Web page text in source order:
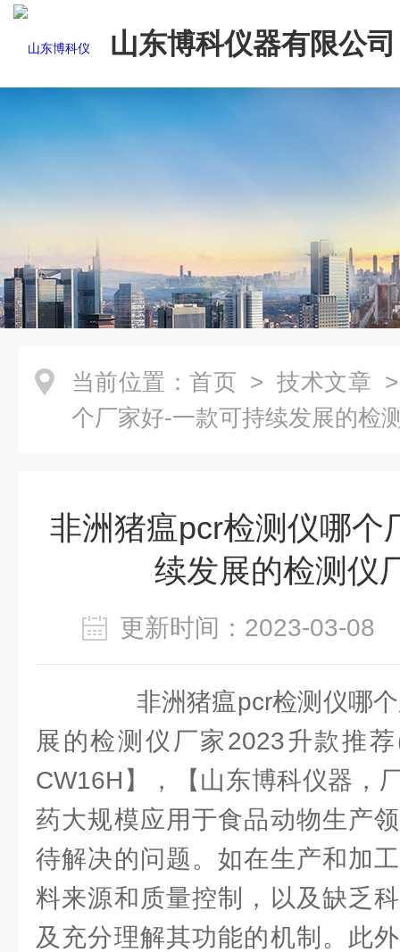
山东博科仪器有限公司
当前位置： 首页 > 技术文章
个厂家好-一款可持续发展的检
非洲猪瘟pcr检测仪哪个
续发展的检测仪
更新时间：2023-03-
非洲猪瘟pcr检测仪哪个
展的检测仪厂家2023升款推
CW16H】，【山东博科仪器，
药大规模应用于食品动物生产
待解决的问题。如在生产和加
料来源和质量控制，以及缺乏
及充分理解其功能的机制。此